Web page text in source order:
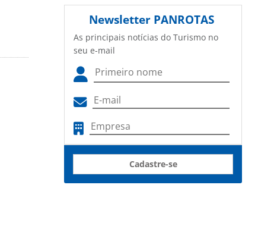
Newsletter PANROTAS
As principais notícias do Turismo no
seu e-mail
Cadastre-se